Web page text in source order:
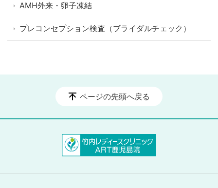
AMH外来・卵子凍結
プレコンセプション検査（ブライダルチェック）
ページの先頭へ戻る